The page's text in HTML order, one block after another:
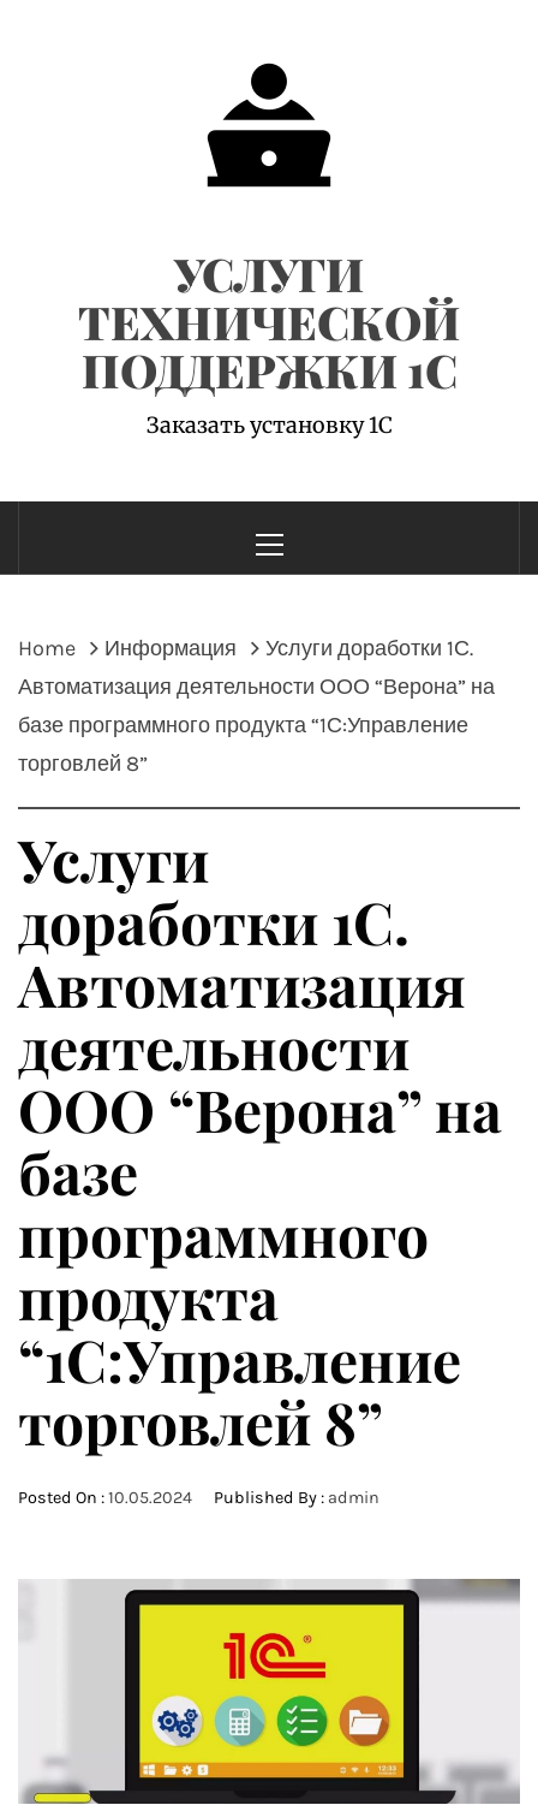
УСЛУГИ
ТЕХНИЧЕСКОЙ
ПОДДЕРЖКИ 1С
Заказать установку 1С
Menu
Home Информация
Услуги доработки 1С.
Автоматизация деятельности ООО “Верона” на
базе программного продукта “1С:Управление
торговлей 8”
Услуги
доработки 1С.
Автоматизация
деятельности
ООО “Верона” на
базе
программного
продукта
“1С:Управление
торговлей 8”
Posted On :10.05.2024 Published By : admin